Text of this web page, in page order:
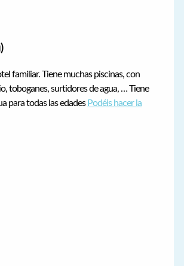
familiar. Tiene muchas piscinas, con
toboganes, surtidores de agua, … Tiene
para todas las edades Podéis hacer la